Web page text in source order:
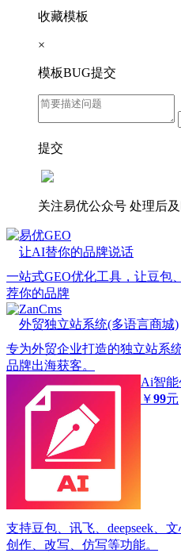
收藏模板
×
模板BUG提交
提交
关注易优公众号 处理后
易优GEO
让AI替你的品牌说话
一站式GEO优化工具，让豆包
荐你的品牌
ZanCms
外贸独立站系统(多语言商城)
专为外贸企业打造的独立站系
品牌出海获客。
Ai智能
￥99元
支持豆包、讯飞、deepseek、
创作、改写、仿写等功能。